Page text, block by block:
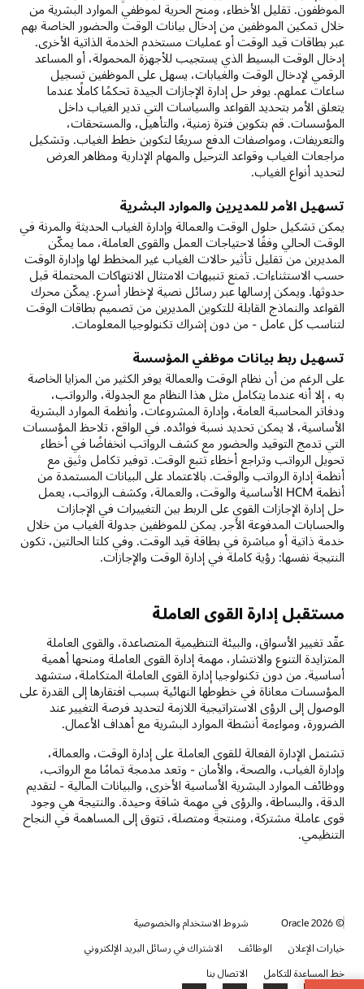
الموظفون. تقليل الأخطاء، ومنح الحرية لموظفي الموارد البشرية من
خلال تمكين الموظفين من إدخال بيانات الوقت والحضور الخاصة بهم
عبر بطاقات قيد الوقت أو عمليات مستخدم الخدمة الذاتية الأخرى.
إدخال الوقت البسيط الذي يستجيب للأجهزة المحمولة، أو المساعد
الرقمي لإدخال الوقت والغيابات، يسهل على الموظفين تسجيل
ساعات عملهم. يوفر حل إدارة الإجازات الجيدة تحكمًا كاملًا عندما
يتعلق الأمر بتحديد القواعد والسياسات التي تدير الغياب داخل
المؤسسات. قم بتكوين فترة زمنية، والتأهيل، والمستحقات،
والتعريفات، ومواصفات الدفع سريعًا لتكوين خطط الغياب. وتشكيل
مراجعات الغياب وقواعد الترحيل والمهام الإدارية ومظاهر العرض
لتحديد أنواع الغياب.
تسهيل الأمر للمديرين والموارد البشرية
يمكن تشكيل حلول الوقت والعمالة وإدارة الغياب الحديثة والمرنة في
الوقت الحالي وفقًا لاحتياجات العمل والقوى العاملة، مما يمكّن
المديرين من تقليل تأثير حالات الغياب غير المخطط لها وإدارة الوقت
حسب الاستثناءات. تمنع تنبيهات الامتثال الانتهاكات المحتملة قبل
حدوثها. ويمكن إرسالها عبر رسائل نصية لإخطار أسرع. يمكّن محرك
القواعد والنماذج القابلة للتكوين المديرين من تصميم بطاقات الوقت
لتناسب كل عامل - من دون إشراك تكنولوجيا المعلومات.
تسهيل ربط بيانات موظفي المؤسسة
على الرغم من أن نظام الوقت والعمالة يوفر الكثير من المزايا الخاصة
به ، إلا أنه عندما يتكامل مثل هذا النظام مع الجدولة، والرواتب،
ودفاتر المحاسبة العامة، وإدارة المشروعات، وأنظمة الموارد البشرية
الأساسية، لا يمكن تحديد نسبة فوائده. في الواقع، تلاحظ المؤسسات
التي تدمج التوقيد والحضور مع كشف الرواتب انخفاضًا في أخطاء
تحويل الرواتب وتراجع أخطاء تتبع الوقت. توفير تكامل وثيق مع
أنظمة إدارة الرواتب والوقت. بالاعتماد على البيانات المستمدة من
أنظمة HCM الأساسية والوقت، والعمالة، وكشف الرواتب، يعمل
حل إدارة الإجازات القوي على الربط بين التغييرات في الإجازات
والحسابات المدفوعة الأجر. يمكن للموظفين جدولة الغياب من خلال
خدمة ذاتية أو مباشرة في بطاقة قيد الوقت. وفي كلتا الحالتين، تكون
النتيجة نفسها: رؤية كاملة في إدارة الوقت والإجازات.
مستقبل إدارة القوى العاملة
عقّد تغيير الأسواق، والبيئة التنظيمية المتصاعدة، والقوى العاملة
المتزايدة التنوع والانتشار، مهمة إدارة القوى العاملة ومنحها أهمية
أساسية. من دون تكنولوجيا إدارة القوى العاملة المتكاملة، ستشهد
المؤسسات معاناة في خطوطها النهائية بسبب افتقارها إلى القدرة على
الوصول إلى الرؤى الاستراتيجية اللازمة لتحديد فرصة التغيير عند
الضرورة، ومواءمة أنشطة الموارد البشرية مع أهداف الأعمال.
تشتمل الإدارة الفعالة للقوى العاملة على إدارة الوقت، والعمالة،
وإدارة الغياب، والصحة، والأمان - وتعد مدمجة تمامًا مع الرواتب،
ووظائف الموارد البشرية الأساسية الأخرى، والبيانات المالية - لتقديم
الدقة، والبساطة، والرؤى في مهمة شاقة وحيدة. والنتيجة هي وجود
قوى عاملة مشتركة، ومنتجة ومتصلة، تتوق إلى المساهمة في النجاح
التنظيمي.
© 2026 Oracle
شروط الاستخدام والخصوصية
خيارات الإعلان
الوظائف
الاشتراك في رسائل البريد الإلكتروني
خط المساعدة للتكامل
الاتصال بنا